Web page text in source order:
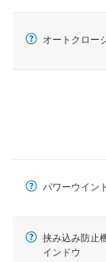
オートクロー
パワーウイン
挟み込み防止
インドウ